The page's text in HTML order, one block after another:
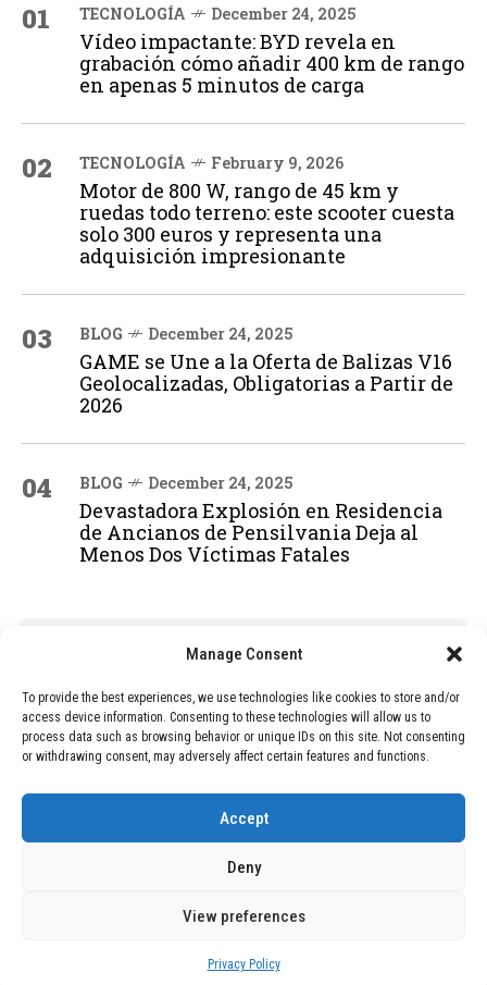
Manage Consent
To provide the best experiences, we use technologies like cookies to store and/or
access device information. Consenting to these technologies will allow us to
process data such as browsing behavior or unique IDs on this site. Not consenting
or withdrawing consent, may adversely affect certain features and functions.
Accept
Deny
View preferences
Privacy Policy
01 TECNOLOGÍA December 24, 2025
Vídeo impactante: BYD revela en
grabación cómo añadir 400 km de rango
en apenas 5 minutos de carga
02 TECNOLOGÍA February 9, 2026
Motor de 800 W, rango de 45 km y
ruedas todo terreno: este scooter cuesta
solo 300 euros y representa una
adquisición impresionante
03 BLOG December 24, 2025
GAME se Une a la Oferta de Balizas V16
Geolocalizadas, Obligatorias a Partir de
2026
04 BLOG December 24, 2025
Devastadora Explosión en Residencia
de Ancianos de Pensilvania Deja al
Menos Dos Víctimas Fatales